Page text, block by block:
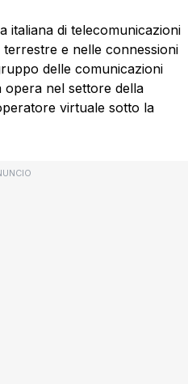
italiana di telecomunicazioni
e nelle connessioni
delle comunicazioni
opera nel settore della
virtuale sotto la